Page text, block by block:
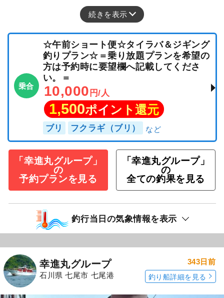
続きを表示
乗合
☆午前ショート便☆タイラバ＆ジギング
釣りプラン☆＝乗り放題プランを希望の
方は予約時に要望欄へ記載してくださ
い。＝
10,000 円/人
1,500ポイント還元
ブリ フクラギ（ブリ）
「幸進丸グループ」
の
予約プランを見る
「幸進丸グループ」
の
全ての釣果を見る
釣行当日の気象情報を表示
幸進丸グループ
石川県 七尾市 七尾港
343日前
釣り船詳細を見る